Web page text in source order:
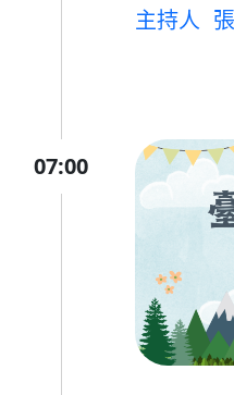
主持人
07:00